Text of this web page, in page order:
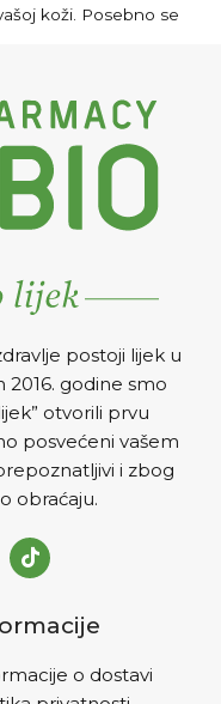
koži. Posebno se
postoji lijek u
godine smo
otvorili prvu
posvećeni vašem
i zbog
obraćaju.
o dostavi